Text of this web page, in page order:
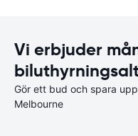
Vi erbjuder
Gör ett bud och spara
Melbourne